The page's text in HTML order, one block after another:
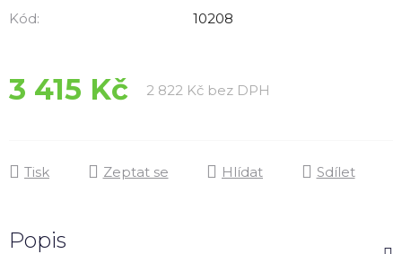
5
Kód:
10208
3 415 Kč 2 822 Kč bez DPH
Tisk Zeptat se Hlídat Sdílet
Popis